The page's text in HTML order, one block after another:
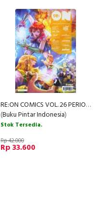
RE:ON COMICS VOL. 26 PERIODICAL COMICS COMPILATION
(Buku Pintar Indonesia)
Stok Tersedia.
Rp 42.000
Rp 33.600